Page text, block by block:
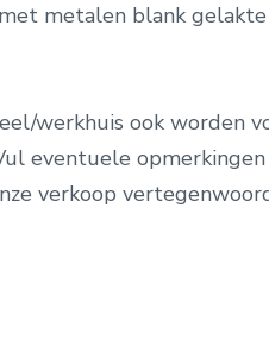
metalen blank
werkhuis ook worden
eventuele
verkoop